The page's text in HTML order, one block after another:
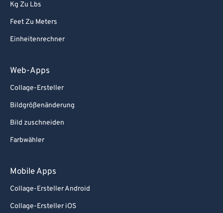
Kg Zu Lbs
Feet Zu Meters
Einheitenrechner
Web-Apps
Collage-Ersteller
Bildgrößenänderung
Bild zuschneiden
Farbwähler
Mobile Apps
Collage-Ersteller Android
Collage-Ersteller iOS